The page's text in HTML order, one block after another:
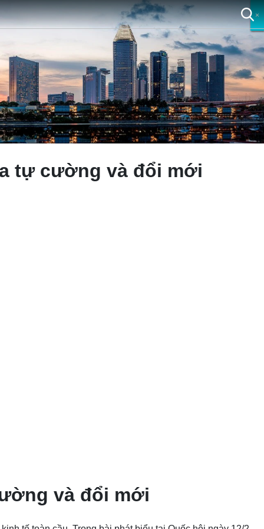
tự cường và đổi mới
và đổi mới
×
×
×
×